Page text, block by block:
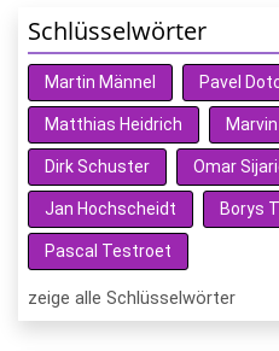
Schlüsselwörter
Martin Männel Pavel
Matthias Heidrich
Dirk Schuster Omar
Jan Hochscheidt Borys
Pascal Testroet
zeige alle Schlüsselwörter